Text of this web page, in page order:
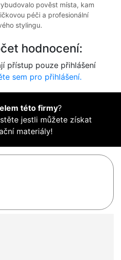
pověst místa, kam
péči a profesionální
stylingu.
hodnocení:
přístup pouze přihlášení
sem pro přihlášení.
této firmy?
jestli můžete získat
materiály!